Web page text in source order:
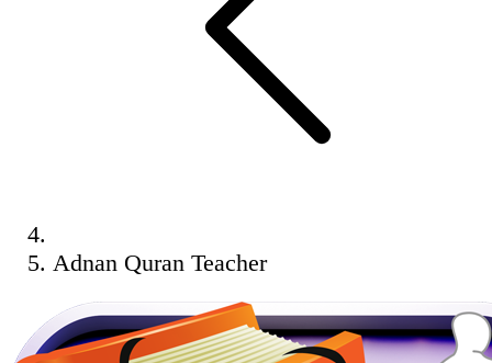
Adnan Quran Teacher